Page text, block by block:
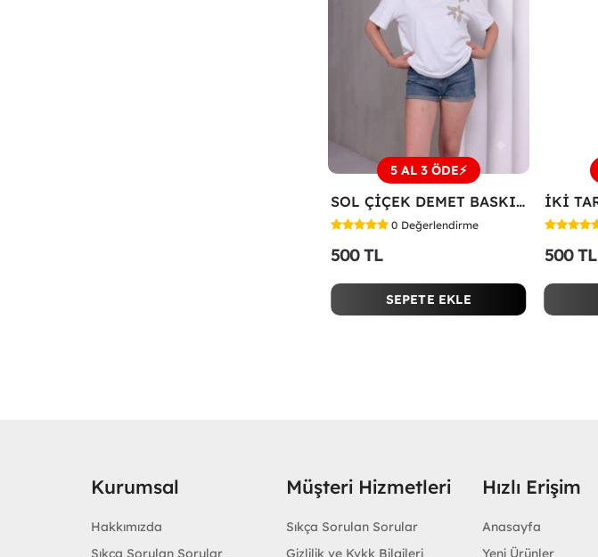
5 AL 3 ÖDE⚡
SOL ÇİÇEK DEMET BASKILI TİŞÖRT Beyaz
0 Değerlendirme
500 TL
SEPETE EKLE
500 TL
Kurumsal
Hakkımızda
Sıkça Sorulan Sorular
Müşteri Hizmetleri
Sıkça Sorulan Sorular
Gizlilik ve Kvkk Bilgileri
Hızlı Erişim
Anasayfa
Yeni Ürünler